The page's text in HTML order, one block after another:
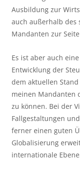
Ausbildung zur
auch außerhalb des
Mandanten zur
Es ist aber auch
Entwicklung der
dem aktuellen
meinen Mandanten
zu können. Bei der
Fallgestaltungen
ferner einen guten
Globalisierung
internationale